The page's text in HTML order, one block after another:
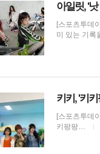
아일릿, '
[스포츠투데
미 있는 기
키키, '키
[스포츠투데
키팡팡…